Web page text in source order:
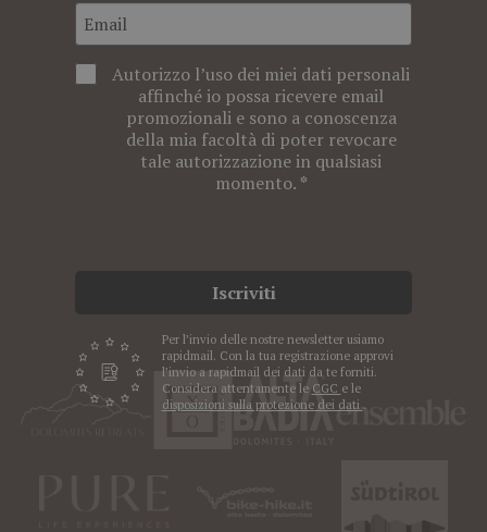
Autorizzo l’uso dei miei dati personali
affinché io possa ricevere email
promozionali e sono a conoscenza
della mia facoltà di poter revocare
tale autorizzazione in qualsiasi
momento.
Iscriviti
Per l’invio delle nostre newsletter usiamo
rapidmail. Con la tua registrazione approvi
l’invio a rapidmail dei dati da te forniti.
Considera attentamente le CGC e le
disposizioni sulla protezione dei dati .